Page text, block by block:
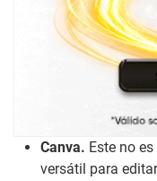
Canva. Este no
versátil para